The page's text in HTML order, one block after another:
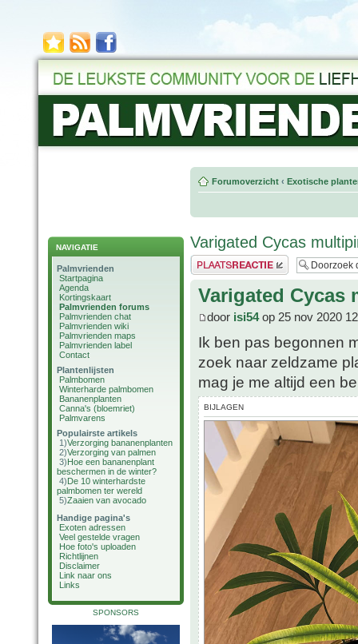
NAVIGATIE
Palmvrienden
Startpagina
Agenda
Kortingskaart
Palmvrienden forums
Palmvrienden chat
Palmvrienden wiki
Palmvrienden maps
Palmvrienden label
Contact
Plantenlijsten
Palmbomen
Winterharde palmbomen
Bananenplanten
Canna's (bloemriet)
Palmvarens
Populairste artikels
1)Verzorging bananenplanten
2)Verzorging van palmen
3)Hoe een bananenplant
beschermen in de winter?
4)De 10 winterhardste
palmbomen ter wereld
5)Zaaien van avocado
Handige pagina's
Exoten adressen
Veel gestelde vragen
Hoe foto's uploaden
Richtlijnen
Disclaimer
Link naar ons
Links
SPONSORS
Forumoverzicht ‹ Exotische
Varigated Cycas
Plaats een reactie
Varigated Cycas
door isi54op 25 nov 2020
Ik ben pas begonnen
zoek naar zeldzame
mag je me altijd een
BIJLAGEN